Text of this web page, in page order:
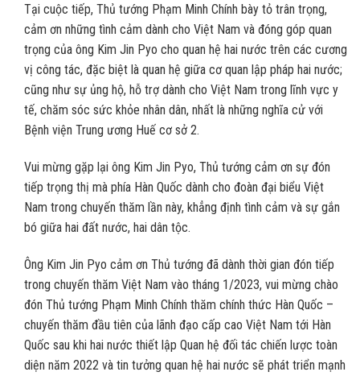
Tại cuộc tiếp, Thủ tướng Phạm Minh Chính bày tỏ trân trọng,
cảm ơn những tình cảm dành cho Việt Nam và đóng góp quan
trọng của ông Kim Jin Pyo cho quan hệ hai nước trên các cương
vị công tác, đặc biệt là quan hệ giữa cơ quan lập pháp hai nước;
cũng như sự ủng hộ, hỗ trợ dành cho Việt Nam trong lĩnh vực y
tế, chăm sóc sức khỏe nhân dân, nhất là những nghĩa cử với
Bệnh viện Trung ương Huế cơ sở 2.
Vui mừng gặp lại ông Kim Jin Pyo, Thủ tướng cảm ơn sự đón
tiếp trọng thị mà phía Hàn Quốc dành cho đoàn đại biểu Việt
Nam trong chuyến thăm lần này, khẳng định tình cảm và sự gắn
bó giữa hai đất nước, hai dân tộc.
Ông Kim Jin Pyo cảm ơn Thủ tướng đã dành thời gian đón tiếp
trong chuyến thăm Việt Nam vào tháng 1/2023, vui mừng chào
đón Thủ tướng Phạm Minh Chính thăm chính thức Hàn Quốc –
chuyến thăm đầu tiên của lãnh đạo cấp cao Việt Nam tới Hàn
Quốc sau khi hai nước thiết lập Quan hệ đối tác chiến lược toàn
diện năm 2022 và tin tưởng quan hệ hai nước sẽ phát triển mạnh